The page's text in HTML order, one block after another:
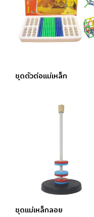
ชุดตัวต่อแม่เหล็ก
ชุดแม่เหล็กลอย